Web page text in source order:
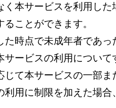
本サービスを利用し
ことができます。
た時点で未成年者であ
ービスの利用について
じて本サービスの一部
用に制限を加えた場合